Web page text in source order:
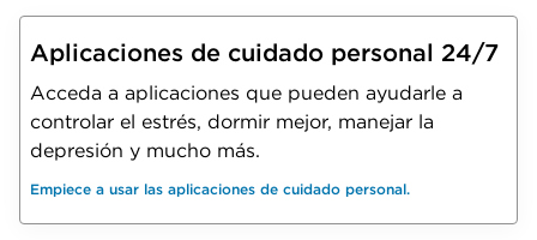
Aplicaciones de cuidado personal 24/7
Acceda a aplicaciones que pueden ayudarle a
controlar el estrés, dormir mejor, manejar la
depresión y mucho más.
Empiece a usar las aplicaciones de cuidado personal.